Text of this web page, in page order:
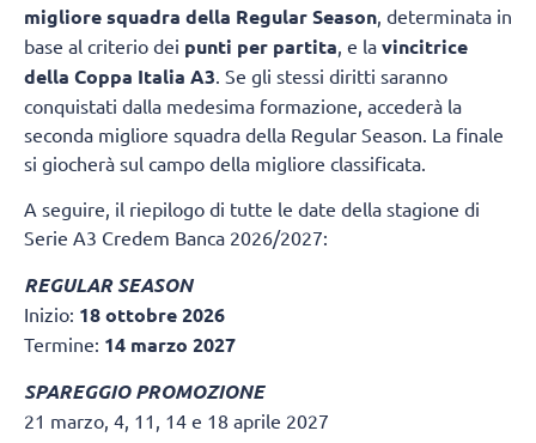
migliore squadra della Regular Season , determinata in
base al criterio dei punti per partita , e la vincitrice
della Coppa Italia A3 . Se gli stessi diritti saranno
conquistati dalla medesima formazione, accederà la
seconda migliore squadra della Regular Season. La finale
si giocherà sul campo della migliore classificata.
A seguire, il riepilogo di tutte le date della stagione di
Serie A3 Credem Banca 2026/2027:
REGULAR SEASON
Inizio: 18 ottobre 2026
Termine: 14 marzo 2027
SPAREGGIO PROMOZIONE
21 marzo, 4, 11, 14 e 18 aprile 2027